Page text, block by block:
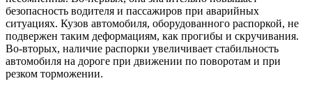
безопасность водителя и пассажиров при аварийных
ситуациях. Кузов автомобиля, оборудованного распоркой, не
подвержен таким деформациям, как прогибы и скручивания.
Во-вторых, наличие распорки увеличивает стабильность
автомобиля на дороге при движении по поворотам и при
резком торможении.